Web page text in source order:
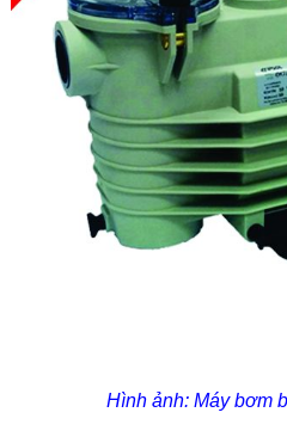
Hình ảnh: Máy bơm